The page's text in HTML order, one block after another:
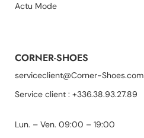
Actu Mode
CORNER-SHOES
serviceclient@Corner-Shoes.com
Service client : +336.38.93.27.89
Lun. – Ven. 09:00 – 19:00